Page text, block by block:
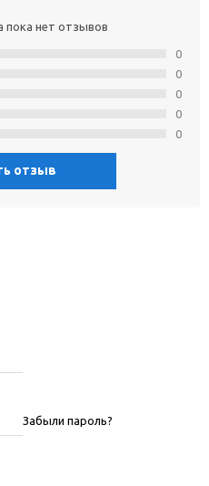
пока нет отзывов
0
0
0
0
0
отзыв
Забыли пароль?